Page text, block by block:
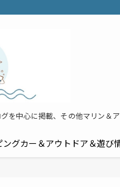
中心に掲載、その他マリン＆
ングカー＆アウトドア＆遊び